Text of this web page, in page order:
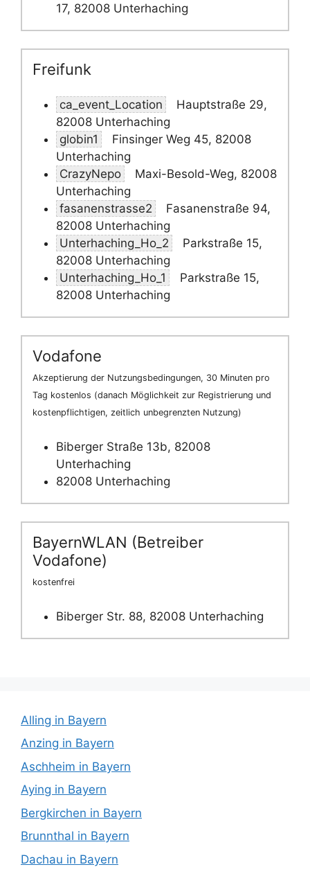
17, 82008 Unterhaching
Freifunk
ca_event_Location
Hauptstraße 29,
82008 Unterhaching
globin1
Finsinger Weg 45, 82008
Unterhaching
CrazyNepo
Maxi-Besold-Weg, 82008
Unterhaching
fasanenstrasse2
Fasanenstraße 94,
82008 Unterhaching
Unterhaching_Ho_2
Parkstraße 15,
82008 Unterhaching
Unterhaching_Ho_1
Parkstraße 15,
82008 Unterhaching
Vodafone
Akzeptierung der Nutzungsbedingungen, 30 Minuten pro
Tag kostenlos (danach Möglichkeit zur Registrierung und
kostenpflichtigen, zeitlich unbegrenzten Nutzung)
Biberger Straße 13b, 82008
Unterhaching
82008 Unterhaching
BayernWLAN (Betreiber
Vodafone)
kostenfrei
Biberger Str. 88, 82008 Unterhaching
Alling in Bayern
Anzing in Bayern
Aschheim in Bayern
Aying in Bayern
Bergkirchen in Bayern
Brunnthal in Bayern
Dachau in Bayern